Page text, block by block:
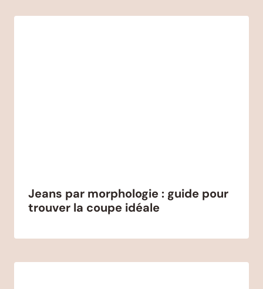
Jeans par morphologie : guide pour
trouver la coupe idéale